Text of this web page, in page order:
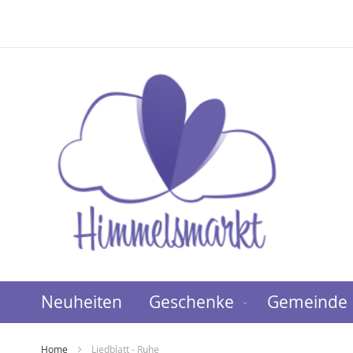
Neuheiten Geschenke Gemeinde
Home Liedblatt - Ruhe